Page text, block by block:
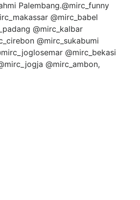
Palembang.@mirc_funny
@mirc_babel
@mirc_kalbar
@mirc_sukabumi
@mirc_bekasi
@mirc_ambon,